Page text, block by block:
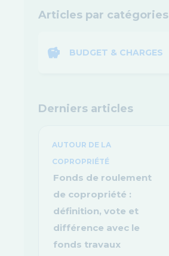
Articles par catégories
BUDGET & CHARGES
Derniers articles
AUTOUR DE LA
COPROPRIÉTÉ
Fonds de roulement
de copropriété :
définition, vote et
différence avec le
fonds travaux